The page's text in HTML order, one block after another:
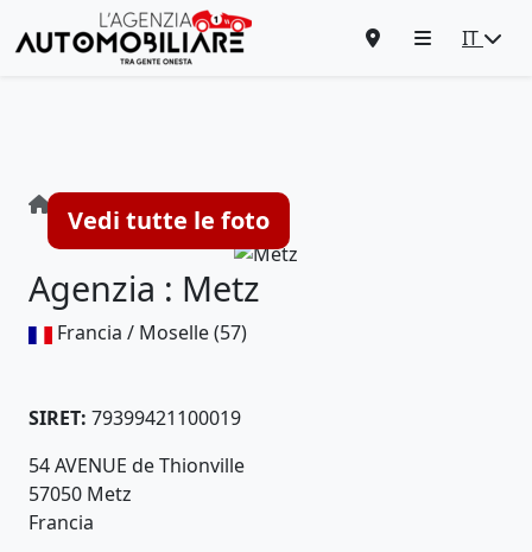
IT
Vedi tutte le foto
Agenzia : Metz
Francia / Moselle (57)
SIRET: 79399421100019
54 AVENUE de Thionville
57050 Metz
Francia